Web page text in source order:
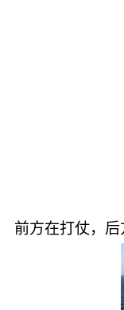
前方在打仗，后